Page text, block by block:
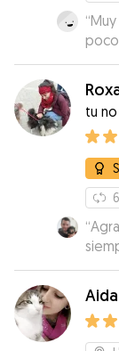
“
tu
6
“
con
Aida